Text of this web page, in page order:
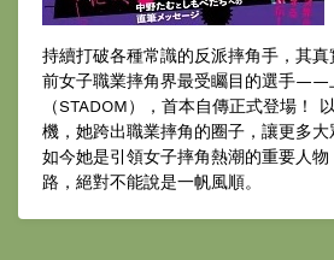
持續打破各種常識的反派摔角手，其
前女子職業摔角界最受矚目的選手——
（STADOM），首本自傳正式登場！
機，她跨出職業摔角的圈子，讓更多大
如今她是引領女子摔角熱潮的重要人
路，絕對不能說是一帆風順。